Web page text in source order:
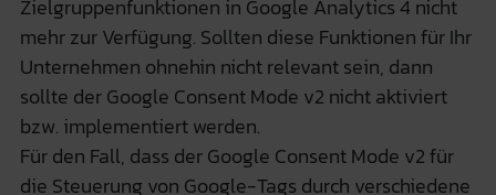
Zielgruppenfunktionen in Google Analytics 4 nicht
mehr zur Verfügung. Sollten diese Funktionen für Ihr
Unternehmen ohnehin nicht relevant sein, dann
sollte der Google Consent Mode v2 nicht aktiviert
bzw. implementiert werden.
Für den Fall, dass der Google Consent Mode v2 für
die Steuerung von Google-Tags durch verschiedene